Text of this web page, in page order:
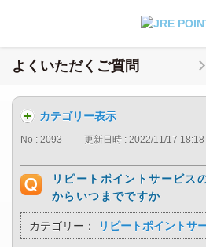
よくいただくご質問
カテゴリー表示
No : 2093 更新日時 : 2022/11/17 18:18
リピートポイントサービス
からいつまでですか
カテゴリー： リピートポイントサ